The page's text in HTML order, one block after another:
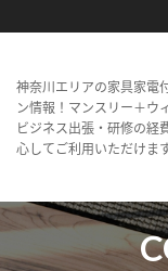
神奈川エリアの家具家電
ン情報！マンスリー＋ウ
ビジネス出張・研修の経
心してご利用いただけま